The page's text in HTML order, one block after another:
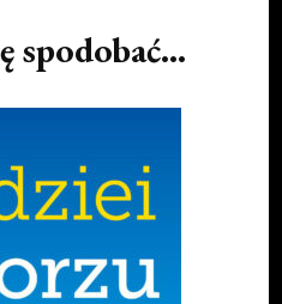
spodobać...